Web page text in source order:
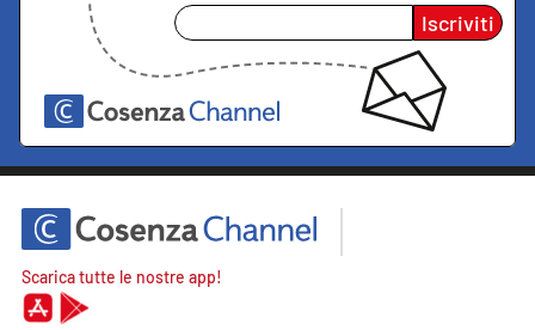
Iscriviti
Scarica tutte le nostre app!